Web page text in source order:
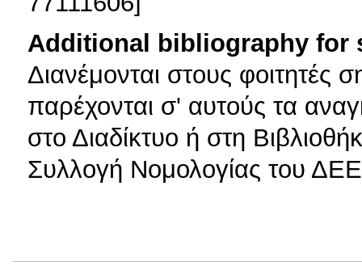
Additional bibliography for
Διανέμονται στους φοιτητές
παρέχονται σ' αυτούς τα
στο Διαδίκτυο ή στη
Συλλογή Νομολογίας του